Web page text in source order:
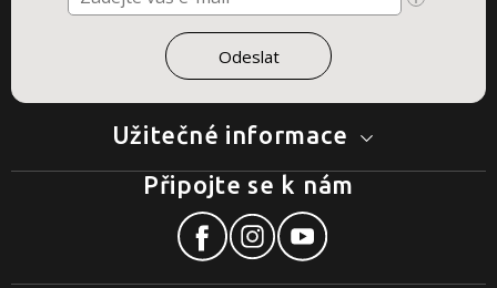
Užitečné informace
Připojte se k nám